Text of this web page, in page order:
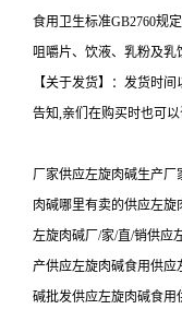
食用卫生标准GB2760规
咀嚼片、饮液、乳粉及乳
【关于发货】：发货时
告知,亲们在购买时也可以
厂家供应左旋肉碱生产
肉碱哪里有卖的供应左
左旋肉碱厂/家/直/销供应
产供应左旋肉碱食用供应
碱批发供应左旋肉碱食